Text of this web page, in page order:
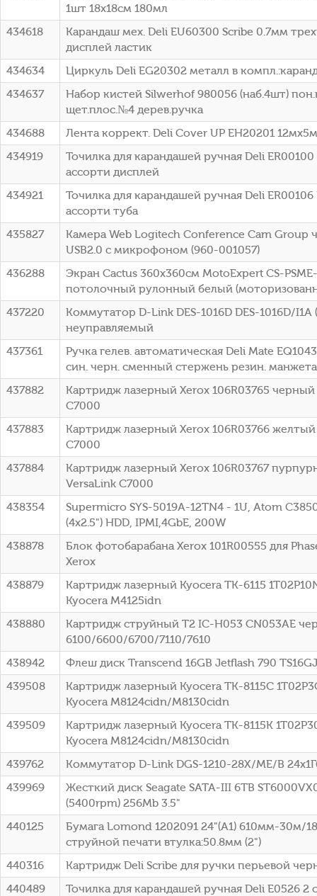
1шт 18x18см 180мл
434618
Карандаш мех. Deli EU60300 Scribe 0.7мм
дисплей ластик
434634
Циркуль Deli EG20302 металл в
434637
Набор кистей Silwerhof 980056 (наб.4шт)
щет.плос.№4 дерев.ручка
434688
Лента коррект. Deli Cover UP EH20201
434919
Точилка для карандашей ручная Deli
ассорти дисплей
434921
Точилка для карандашей ручная Deli ER00106
ассорти туба
435827
Камера Web Logitech Conference Cam Group
USB2.0 с микрофоном (960-001057)
436288
Экран Cactus 360x360см MotoExpert CS-
потолочный рулонный белый
437220
Коммутатор D-Link DES-1016D DES-1016D/
неуправляемый
437361
Ручка гелев. автоматическая Deli Mate
син. черн. сменный стержень резин. манжета
437882
Картридж лазерный Xerox 106R03765 черный
C7000
437883
Картридж лазерный Xerox 106R03766 желтый
C7000
437884
Картридж лазерный Xerox 106R03767
VersaLink C7000
438354
Supermicro SYS-5019A-12TN4 - 1U, Atom
(4x2.5") HDD, IPMI,4GbE, 200W
438878
Блок фотобарабана Xerox 101R00555 для
Xerox
438879
Картридж лазерный Kyocera TK-6115
Kyocera M4125idn
438880
Картридж струйный T2 IC-H053 CN053AE
6100/6600/6700/7110/7610
438942
Флеш диск Transcend 16GB Jetflash 790
439508
Картридж лазерный Kyocera TK-8115C
Kyocera M8124cidn/M8130cidn
439509
Картридж лазерный Kyocera TK-8115K
Kyocera M8124cidn/M8130cidn
439762
Коммутатор D-Link DGS-1210-28X/ME/B
439969
Жесткий диск Seagate SATA-III 6TB
(5400rpm) 256Mb 3.5"
440125
Бумага Lomond 1202091 24"(A1) 610мм-30м/
струйной печати втулка:50.8мм (2")
440316
Картридж Deli Scribe для ручки перьевой
440489
Точилка для карандашей ручная Deli E0526 2